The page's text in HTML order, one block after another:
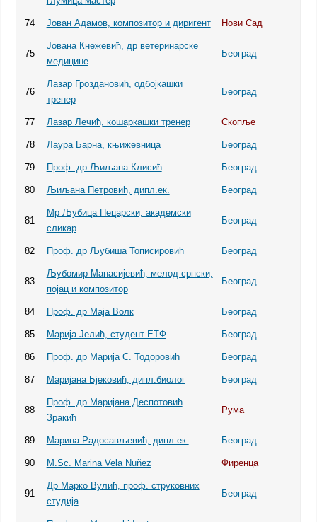
74 Јован Адамов, композитор и диригент Нови Сад
75
Јована Кнежевић, др ветеринарске
медицине
Београд
76
Лазар Гроздановић, одбојкашки
тренер
Београд
77 Лазар Лечић, кошаркашки тренер Скопље
78 Лаура Барна, књижевница Београд
79 Проф. др Љиљана Клисић Београд
80 Љиљана Петровић, дипл.ек. Београд
81
Мр Љубица Пецарски, академски
сликар
Београд
82 Проф. др Љубиша Тописировић Београд
83
Љубомир Манасијевић, мелод српски,
појац и композитор
Београд
84 Проф. др Маја Волк Београд
85 Марија Јелић, студент ЕТФ Београд
86 Проф. др Марија С. Тодоровић Београд
87 Маријана Бјековић, дипл.биолог Београд
88
Проф. др Маријана Деспотовић
Зракић
Рума
89 Марина Радосављевић, дипл.ек. Београд
90 M.Sc. Marina Vela Nuñez Фиренца
91
Др Марко Вулић, проф. струковних
студија
Београд